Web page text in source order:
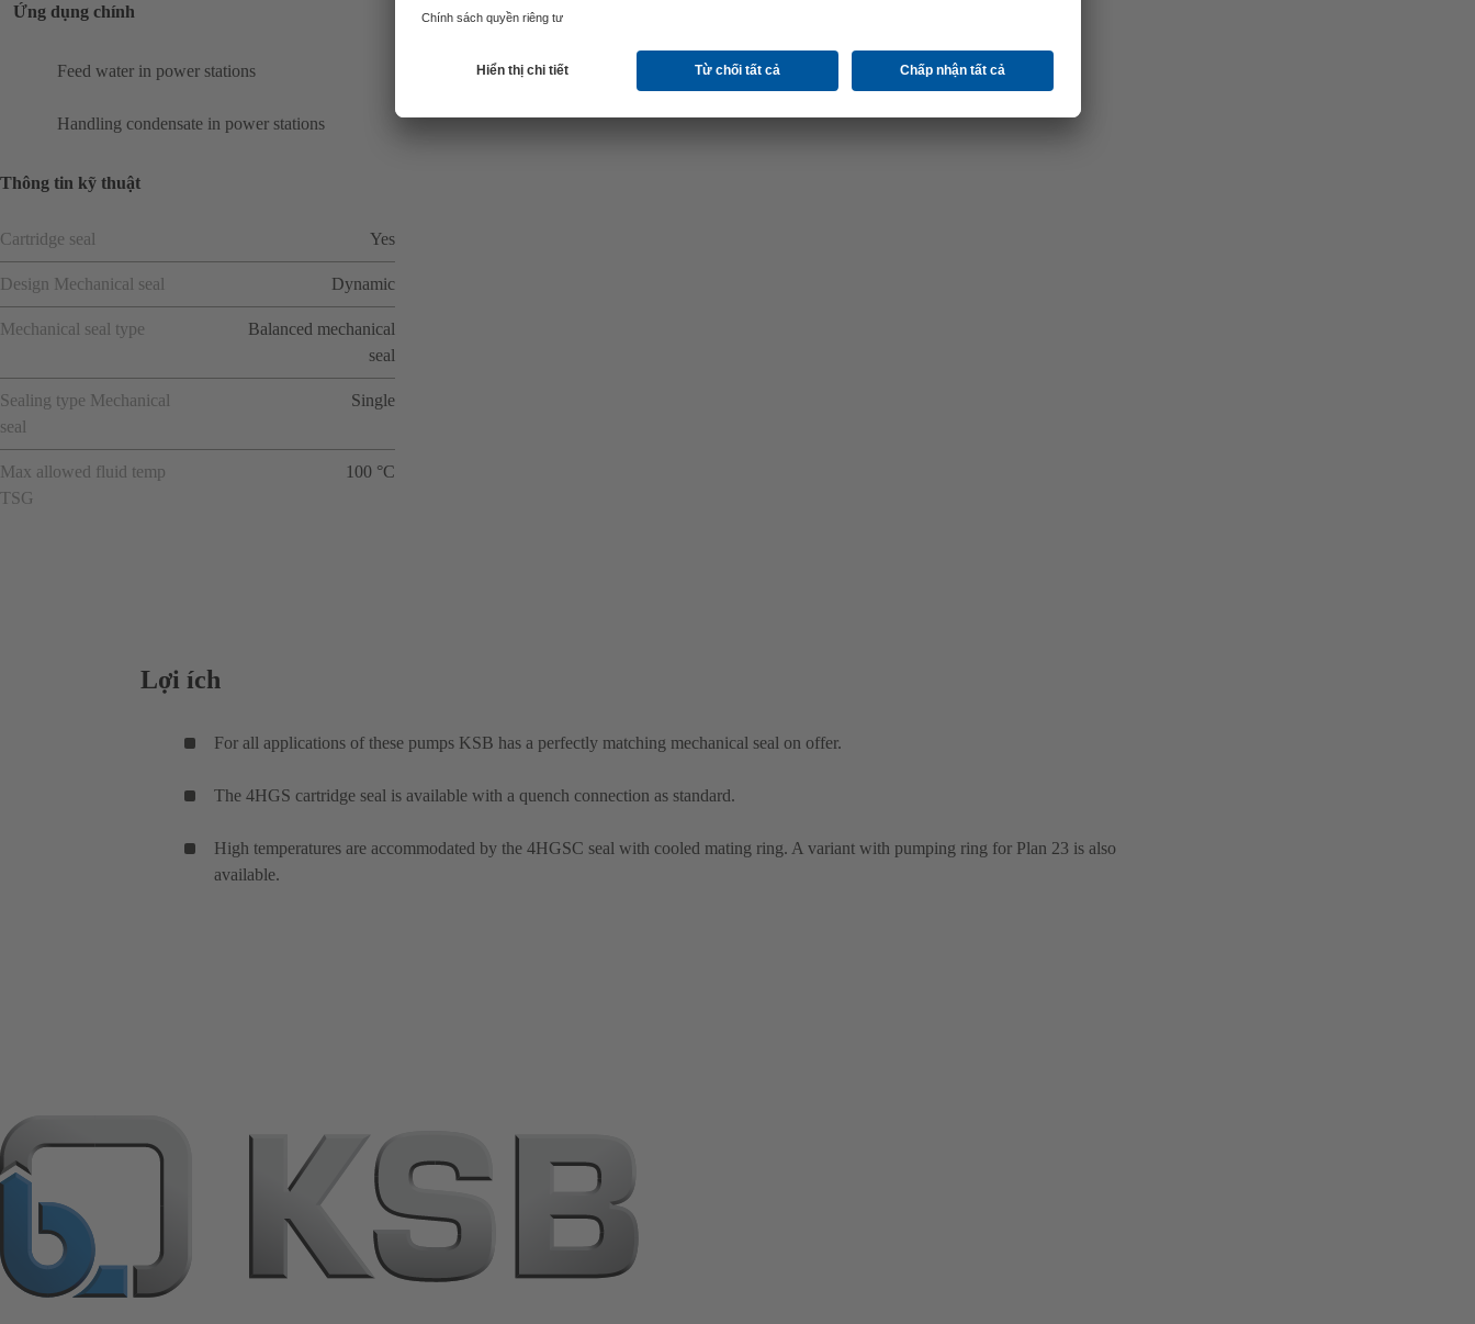
Ứng dụng chính
Feed water in power stations
Handling condensate in power stations
Thông tin kỹ thuật
Cartridge seal Yes
Design Mechanical seal Dynamic
Mechanical seal type
Balanced mechanical
seal
Sealing type Mechanical
seal
Single
Max allowed fluid temp
TSG
100 °C
Lợi ích
For all applications of these pumps KSB has a perfectly matching mechanical seal on offer.
The 4HGS cartridge seal is available with a quench connection as standard.
High temperatures are accommodated by the 4HGSC seal with cooled mating ring. A variant with pumping ring for Plan 23 is also
available.